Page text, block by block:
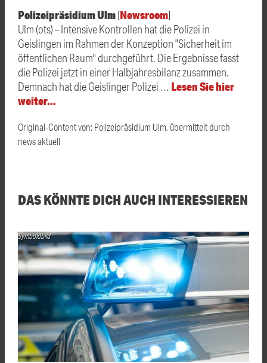
Polizeipräsidium Ulm[Newsroom]
Ulm (ots) – Intensive Kontrollen hat die Polizei in
Geislingen im Rahmen der Konzeption "Sicherheit im
öffentlichen Raum" durchgeführt. Die Ergebnisse fasst
die Polizei jetzt in einer Halbjahresbilanz zusammen.
Demnach hat die Geislinger Polizei … Lesen Sie hier
weiter…
Original-Content von: Polizeipräsidium Ulm, übermittelt durch
news aktuell
DAS KÖNNTE DICH AUCH INTERESSIEREN
Symboldbild